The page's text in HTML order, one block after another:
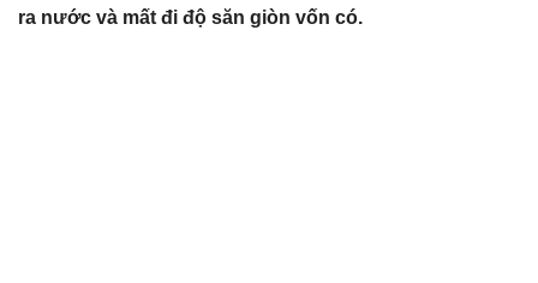
ra nước và mất đi độ săn giòn vốn có.